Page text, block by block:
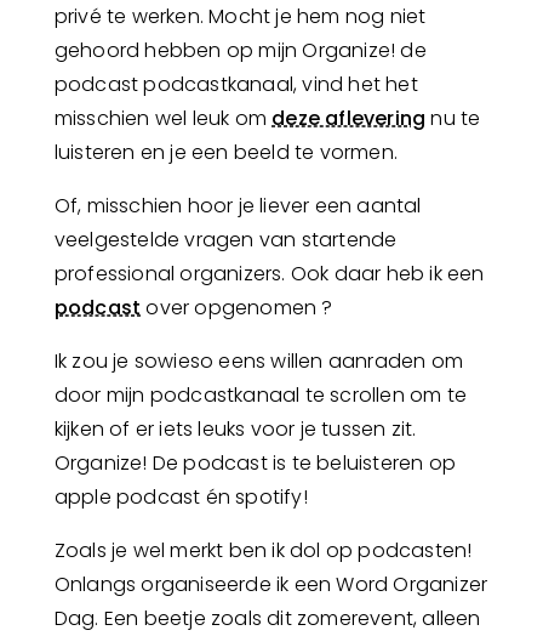
privé te werken. Mocht je hem nog niet
gehoord hebben op mijn Organize! de
podcast podcastkanaal, vind het het
misschien wel leuk om deze aflevering nu te
luisteren en je een beeld te vormen.
Of, misschien hoor je liever een aantal
veelgestelde vragen van startende
professional organizers. Ook daar heb ik een
podcast over opgenomen ?
Ik zou je sowieso eens willen aanraden om
door mijn podcastkanaal te scrollen om te
kijken of er iets leuks voor je tussen zit.
Organize! De podcast is te beluisteren op
apple podcast én spotify!
Zoals je wel merkt ben ik dol op podcasten!
Onlangs organiseerde ik een Word Organizer
Dag. Een beetje zoals dit zomerevent, alleen